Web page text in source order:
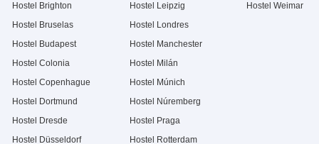
Hostel Brighton
Hostel Bruselas
Hostel Budapest
Hostel Colonia
Hostel Copenhague
Hostel Dortmund
Hostel Dresde
Hostel Düsseldorf
Hostel Leipzig
Hostel Londres
Hostel Manchester
Hostel Milán
Hostel Múnich
Hostel Núremberg
Hostel Praga
Hostel Rotterdam
Hostel Weimar